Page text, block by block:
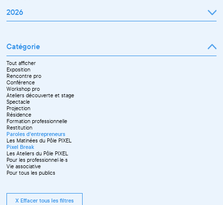
2026
Avril
Mai
Juin
Septembre
Octobre
Novembre
Catégorie
Tout afficher
Exposition
Rencontre pro
Conférence
Workshop pro
Ateliers découverte et stage
Spectacle
Projection
Résidence
Formation professionnelle
Restitution
Paroles d'entrepreneurs
Les Matinées du Pôle PIXEL
Pixel Break
Les Ateliers du Pôle PIXEL
Pour les professionnel·le·s
Vie associative
Pour tous les publics
X Effacer tous les filtres